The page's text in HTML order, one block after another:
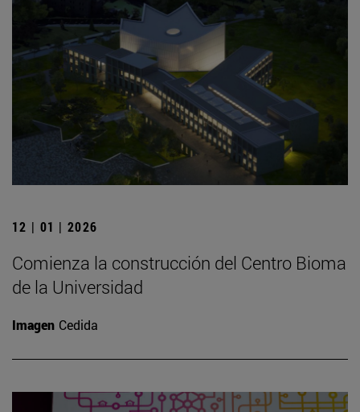
12 | 01 | 2026
Comienza la construcción del Centro Bioma
de la Universidad
Imagen Cedida